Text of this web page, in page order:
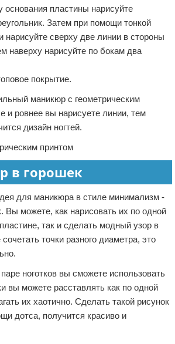
основания пластины нарисуйте
Затем при помощи тонкой
нарисуйте сверху две линии в стороны
наверху нарисуйте по бокам два
покрытие.
маникюр с геометрическим
и ровнее вы нарисуете линии, тем
дизайн ногтей.
в горошек
для маникюра в стиле минимализм -
Вы можете, как нарисовать их по одной
так и сделать модный узор в
точки разного диаметра, это
ноготков вы сможете использовать
вы можете расставлять как по одной
их хаотично. Сделать такой рисунок
дотса, получится красиво и